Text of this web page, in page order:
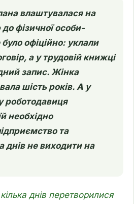
влаштувалася на
фізичної особи-
офіційно: уклали
а у трудовій книжці
запис. Жінка
шість років. А у
роботодавиця
необхідно
та
днів не виходити на
днів перетворилися